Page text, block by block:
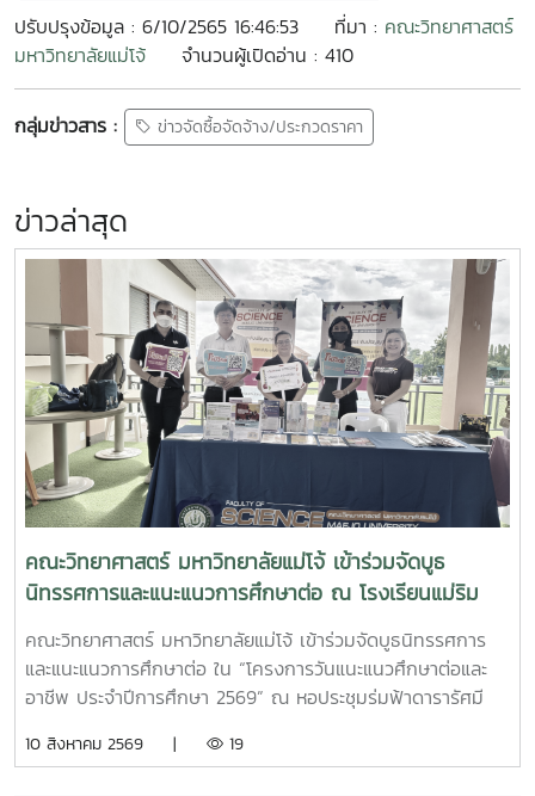
ปรับปรุงข้อมูล : 6/10/2565 16:46:53 ที่มา : คณะวิทยาศาสตร์
มหาวิทยาลัยแม่โจ้
จำนวนผู้เปิดอ่าน : 410
กลุ่มข่าวสาร : ข่าวจัดซื้อจัดจ้าง/ประกวดราคา
ข่าวล่าสุด
คณะวิทยาศาสตร์ มหาวิทยาลัยแม่โจ้ เข้าร่วมจัดบูธ
นิทรรศการและแนะแนวการศึกษาต่อ ณ โรงเรียนแม่ริม
คณะวิทยาศาสตร์ มหาวิทยาลัยแม่โจ้ เข้าร่วมจัดบูธนิทรรศการ
และแนะแนวการศึกษาต่อ ใน “โครงการวันแนะแนวศึกษาต่อและ
อาชีพ ประจำปีการศึกษา 2569” ณ หอประชุมร่มฟ้าดารารัศมี
ประชาสัมพันธ์หลักสูตรการเรียนการสอน โควตา และทุนการ
10 สิงหาคม 2569 | 19